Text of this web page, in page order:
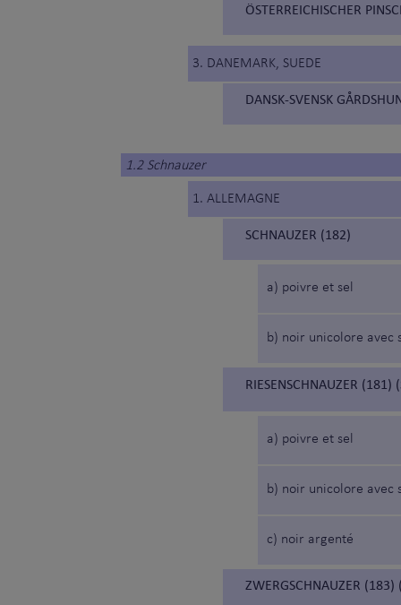
ÖSTERREICHISCHER
3. DANEMARK, SUEDE
DANSK-SVENSK
1.2 Schnauzer
1. ALLEMAGNE
SCHNAUZER (182)
a) poivre et sel
b) noir unicolore avec
RIESENSCHNAUZER (181)
a) poivre et sel
b) noir unicolore avec
c) noir argenté
ZWERGSCHNAUZER (183)